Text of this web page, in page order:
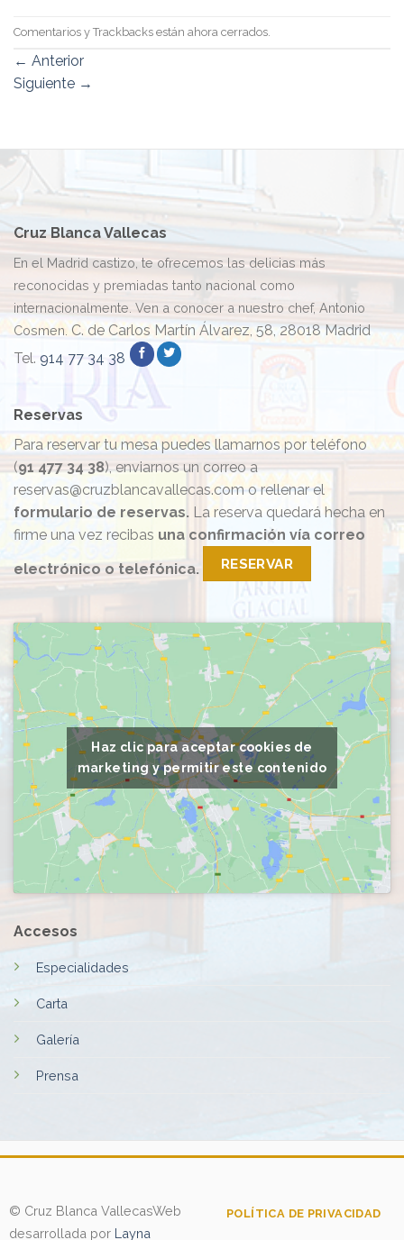
Comentarios y Trackbacks están ahora cerrados.
← Anterior
Siguiente →
Cruz Blanca Vallecas
En el Madrid castizo, te ofrecemos las delicias más
reconocidas y premiadas tanto nacional como
internacionalmente. Ven a conocer a nuestro chef, Antonio
Cosmen. C. de Carlos Martín Álvarez, 58, 28018 Madrid
Tel. 914 77 34 38
Haz clic para aceptar cookies de
marketing y permitir este contenido
Accesos
Especialidades
Carta
Galería
Prensa
Reservas
Para reservar tu mesa puedes llamarnos por teléfono
(91 477 34 38), enviarnos un correo a
reservas@cruzblancavallecas.com o rellenar el
formulario de reservas. La reserva quedará hecha en
firme una vez recibas una confirmación vía correo
electrónico o telefónica. RESERVAR
© Cruz Blanca VallecasWeb
desarrollada por Layna
POLÍTICA DE PRIVACIDAD